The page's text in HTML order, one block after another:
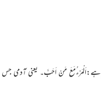
ہے: اَلْمَرْءُمَعَ مَنْ اَحَبَّ۔ یعنی آدمی جس